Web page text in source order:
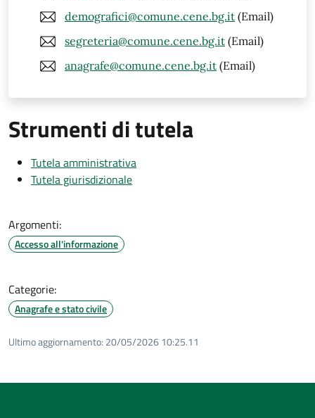
demografici@comune.cene.bg.it (Email)
segreteria@comune.cene.bg.it (Email)
anagrafe@comune.cene.bg.it (Email)
Strumenti di tutela
Tutela amministrativa
Tutela giurisdizionale
Argomenti:
Accesso all'informazione
Categorie:
Anagrafe e stato civile
Ultimo aggiornamento: 20/05/2026 10:25.11